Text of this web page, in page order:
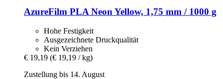
AzureFilm PLA Neon Yellow, 1,75 mm / 1000 g
Hohe Festigkeit
Ausgezeichnete Druckqualität
Kein Verziehen
€ 19,19 (€ 19,19 / kg)
Zustellung bis 14. August